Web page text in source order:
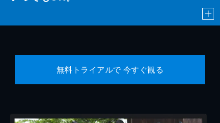
無料トライアルで 今すぐ観る